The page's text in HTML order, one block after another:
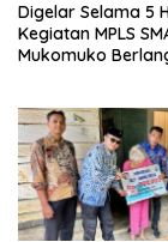
Digelar Selama 5
Kegiatan MPLS
Mukomuko